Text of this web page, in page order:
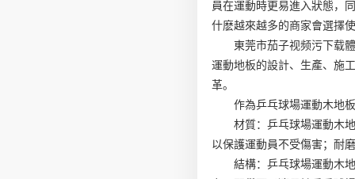
員在運動時更易進入狀態，
什麽越來越多的商家會選擇
東莞市茄子视频污下载
運動地板的設計、生產、施
革。
作為乒乓球場運動木地
材質：乒乓球場運動木
以保護運動員不受傷害；耐
結構：乒乓球場運動木